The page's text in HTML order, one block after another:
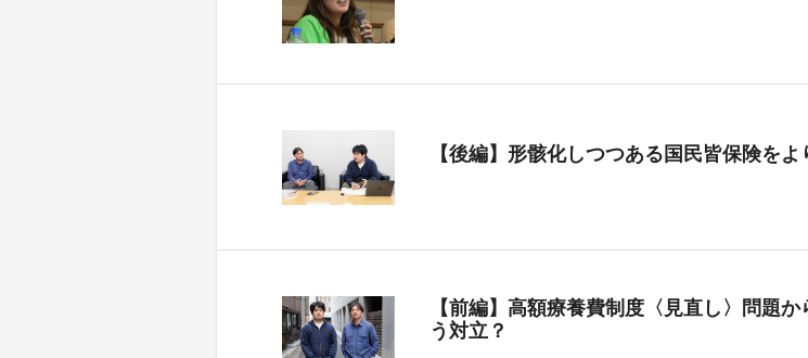
【後編】形骸化しつつある国民皆保険を
【前編】高額療養費制度〈見直し〉問題
う対立？